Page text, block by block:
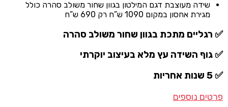
היה:
₪1,090.00.
הוא:
₪690.00.
שידה מעוצבת דגם המילטון בגוון שחור משולב סהרה כולל
מגירת אחסון במקום 1090 ש”ח רק 690 ש”ח
✅ רגליים מתכת בגוון שחור משולב סהרה
✅ גוף השידה עץ מלא בעיצוב יוקרתי
✅ 5 שנות אחריות
פרטים נוספים